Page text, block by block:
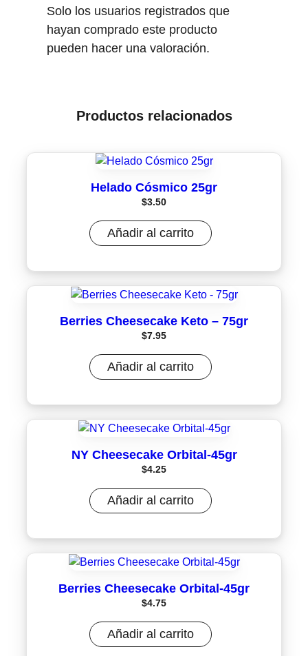
Solo los usuarios registrados que
hayan comprado este producto
pueden hacer una valoración.
Productos relacionados
Helado Cósmico 25gr
$3.50
Añadir al carrito
Berries Cheesecake Keto – 75gr
$7.95
Añadir al carrito
NY Cheesecake Orbital-45gr
$4.25
Añadir al carrito
Berries Cheesecake Orbital-45gr
$4.75
Añadir al carrito